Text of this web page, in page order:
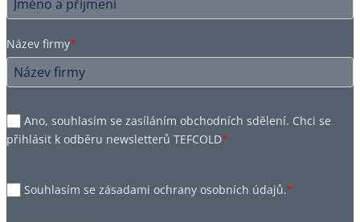
Název firmy*
Ano, souhlasím se zasíláním obchodních sdělení. Chci se
přihlásit k odběru newsletterů TEFCOLD*
Souhlasím se zásadami ochrany osobních údajů.*